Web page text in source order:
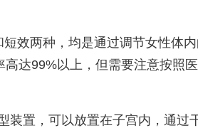
效两种，均是通过调节女性体
达99%以上，但需要注意按照医
装置，可以放置在子宫内，通过